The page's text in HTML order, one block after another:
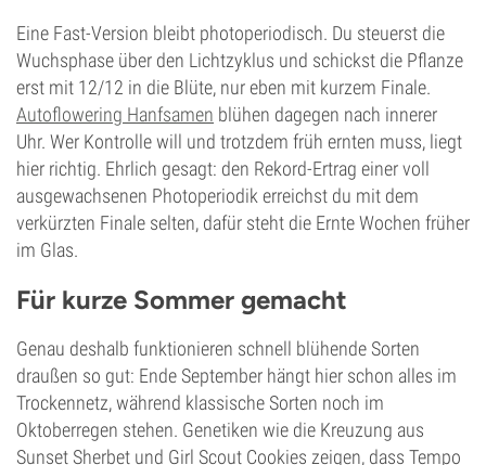
Eine Fast-Version bleibt photoperiodisch. Du steuerst die
Wuchsphase über den Lichtzyklus und schickst die Pflanze
erst mit 12/12 in die Blüte, nur eben mit kurzem Finale.
Autoflowering Hanfsamen blühen dagegen nach innerer
Uhr. Wer Kontrolle will und trotzdem früh ernten muss, liegt
hier richtig. Ehrlich gesagt: den Rekord-Ertrag einer voll
ausgewachsenen Photoperiodik erreichst du mit dem
verkürzten Finale selten, dafür steht die Ernte Wochen früher
im Glas.
Für kurze Sommer gemacht
Genau deshalb funktionieren schnell blühende Sorten
draußen so gut: Ende September hängt hier schon alles im
Trockennetz, während klassische Sorten noch im
Oktoberregen stehen. Genetiken wie die Kreuzung aus
Sunset Sherbet und Girl Scout Cookies zeigen, dass Tempo